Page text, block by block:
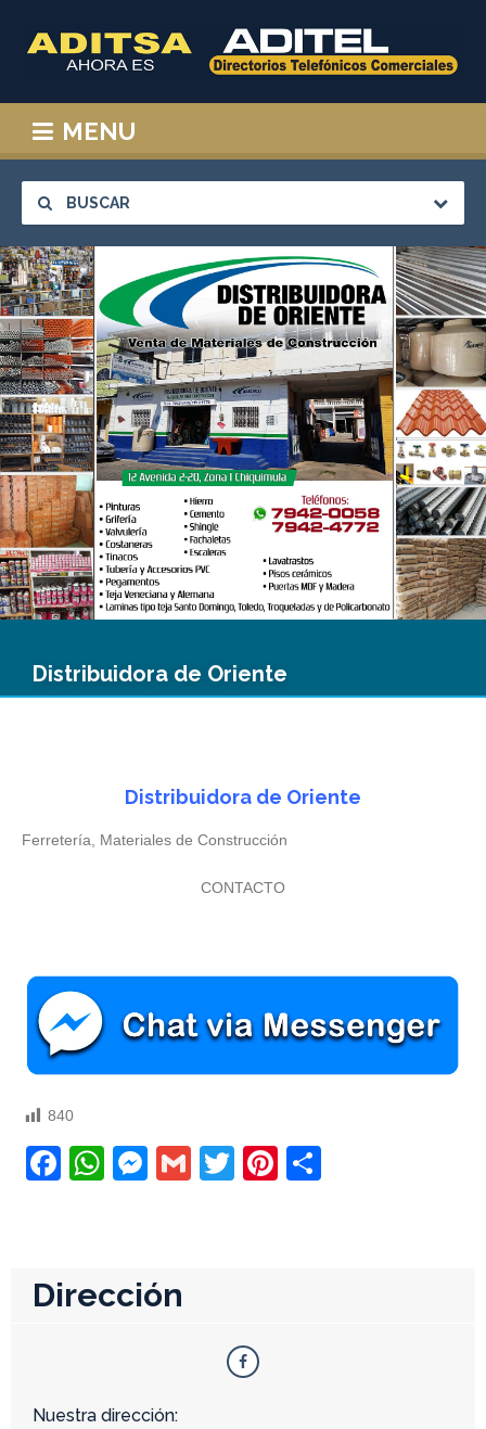
MENU
BUSCAR
Distribuidora de Oriente
Distribuidora de Oriente
Ferretería, Materiales de Construcción
CONTACTO
840
Facebook
WhatsApp
Messenger
GmailTwitterPinterest
Dirección
Nuestra dirección: